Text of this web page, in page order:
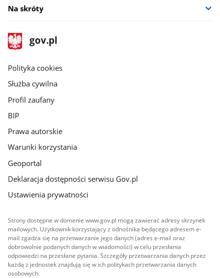
Na skróty
stopka
gov.pl
Strona
gov.pl
gov.pl
Polityka cookies
Służba cywilna
Profil zaufany
BIP
Prawa autorskie
Warunki korzystania
Geoportal
Deklaracja dostępności serwisu Gov.pl
Ustawienia prywatności
Strony dostępne w domenie www.gov.pl mogą zawierać adresy skrzynek
mailowych. Użytkownik korzystający z odnośnika będącego adresem e-
mail zgadza się na przetwarzanie jego danych (adres e-mail oraz
dobrowolnie podanych danych w wiadomości) w celu przesłania
odpowiedzi na przesłane pytania. Szczegóły przetwarzania danych przez
każdą z jednostek znajdują się w ich politykach przetwarzania danych
osobowych.